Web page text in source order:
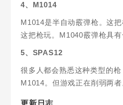
4、M1014
M1014是半自动霰弹枪。这
这把枪玩。M1040霰弹枪具
5、SPAS12
很多人都会熟悉这种类型的
M1014。但游戏正在削弱两
更新日志